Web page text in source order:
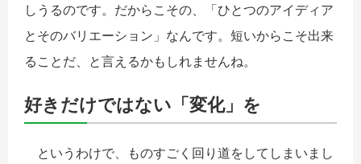
しうるのです。だからこその、「ひとつのアイディア
とそのバリエーション」なんです。短いからこそ出来
ることだ、と言えるかもしれませんね。
好きだけではない「変化」を
というわけで、ものすごく回り道をしてしまいまし